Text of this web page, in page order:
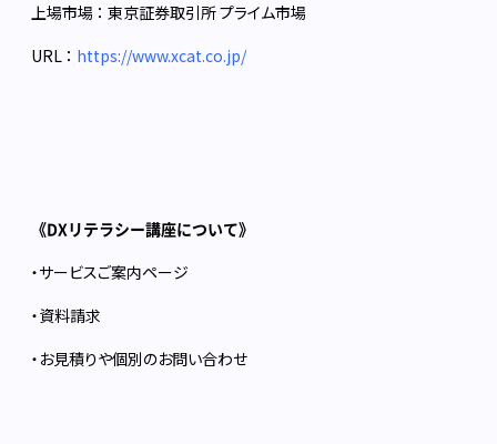
上場市場 ： 東京証券取引所 プライム市場
URL ： https://www.xcat.co.jp/
《DXリテラシー講座について》
・サービスご案内ページ
・資料請求
・ お見積りや個別のお問い合わせ